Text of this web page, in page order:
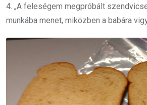
4. „A feleségem megpróbált
munkába menet, miközben a babára